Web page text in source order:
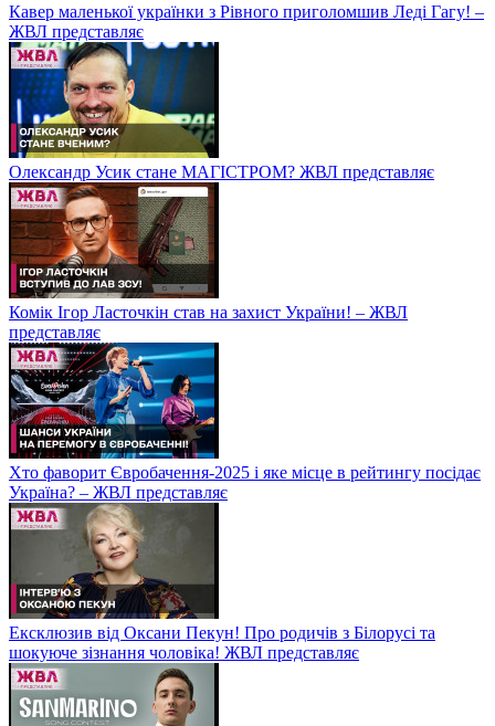
Кавер маленької українки з Рівного приголомшив Леді Гагу! –
ЖВЛ представляє
Олександр Усик стане МАГІСТРОМ? ЖВЛ представляє
Комік Ігор Ласточкін став на захист України! – ЖВЛ
представляє
Хто фаворит Євробачення-2025 і яке місце в рейтингу посідає
Україна? – ЖВЛ представляє
Ексклюзив від Оксани Пекун! Про родичів з Білорусі та
шокуюче зізнання чоловіка! ЖВЛ представляє